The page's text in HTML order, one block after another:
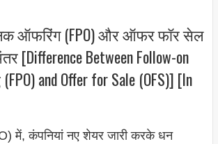
ऑफरिंग (FPO) और ऑफर फॉर सेल
[Difference Between Follow-on
and Offer for Sale (OFS)] [In
में, कंपनियां नए शेयर जारी करके धन